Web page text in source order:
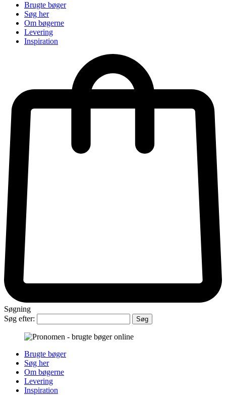
Brugte bøger
Søg her
Om bøgerne
Levering
Inspiration
Søgning
Søg efter:
Brugte bøger
Søg her
Om bøgerne
Levering
Inspiration